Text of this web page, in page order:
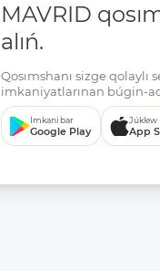
MAVRID
alıń.
Qosımshanı sizge qolaylı
imkaniyatlarınan búgin-
Imkani bar
Google Play
Júklew
App